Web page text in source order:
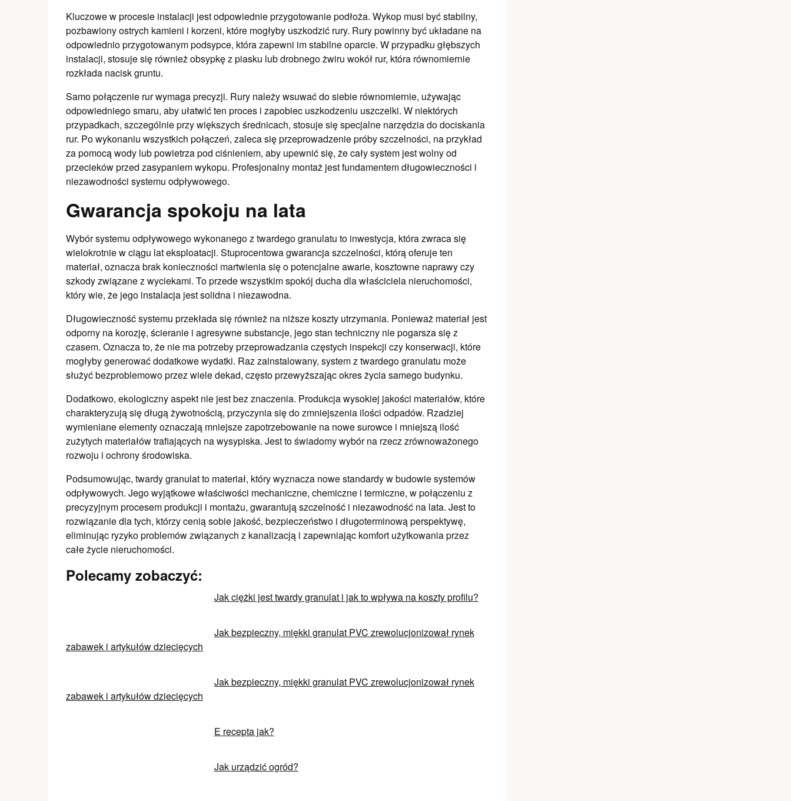
Kluczowe w procesie instalacji jest odpowiednie przygotowanie podłoża. Wykop musi być stabilny,
pozbawiony ostrych kamieni i korzeni, które mogłyby uszkodzić rury. Rury powinny być układane na
odpowiednio przygotowanym podsypce, która zapewni im stabilne oparcie. W przypadku głębszych
instalacji, stosuje się również obsypkę z piasku lub drobnego żwiru wokół rur, która równomiernie
rozkłada nacisk gruntu.
Samo połączenie rur wymaga precyzji. Rury należy wsuwać do siebie równomiernie, używając
odpowiedniego smaru, aby ułatwić ten proces i zapobiec uszkodzeniu uszczelki. W niektórych
przypadkach, szczególnie przy większych średnicach, stosuje się specjalne narzędzia do dociskania
rur. Po wykonaniu wszystkich połączeń, zaleca się przeprowadzenie próby szczelności, na przykład
za pomocą wody lub powietrza pod ciśnieniem, aby upewnić się, że cały system jest wolny od
przecieków przed zasypaniem wykopu. Profesjonalny montaż jest fundamentem długowieczności i
niezawodności systemu odpływowego.
Gwarancja spokoju na lata
Wybór systemu odpływowego wykonanego z twardego granulatu to inwestycja, która zwraca się
wielokrotnie w ciągu lat eksploatacji. Stuprocentowa gwarancja szczelności, którą oferuje ten
materiał, oznacza brak konieczności martwienia się o potencjalne awarie, kosztowne naprawy czy
szkody związane z wyciekami. To przede wszystkim spokój ducha dla właściciela nieruchomości,
który wie, że jego instalacja jest solidna i niezawodna.
Długowieczność systemu przekłada się również na niższe koszty utrzymania. Ponieważ materiał jest
odporny na korozję, ścieranie i agresywne substancje, jego stan techniczny nie pogarsza się z
czasem. Oznacza to, że nie ma potrzeby przeprowadzania częstych inspekcji czy konserwacji, które
mogłyby generować dodatkowe wydatki. Raz zainstalowany, system z twardego granulatu może
służyć bezproblemowo przez wiele dekad, często przewyższając okres życia samego budynku.
Dodatkowo, ekologiczny aspekt nie jest bez znaczenia. Produkcja wysokiej jakości materiałów, które
charakteryzują się długą żywotnością, przyczynia się do zmniejszenia ilości odpadów. Rzadziej
wymieniane elementy oznaczają mniejsze zapotrzebowanie na nowe surowce i mniejszą ilość
zużytych materiałów trafiających na wysypiska. Jest to świadomy wybór na rzecz zrównoważonego
rozwoju i ochrony środowiska.
Podsumowując, twardy granulat to materiał, który wyznacza nowe standardy w budowie systemów
odpływowych. Jego wyjątkowe właściwości mechaniczne, chemiczne i termiczne, w połączeniu z
precyzyjnym procesem produkcji i montażu, gwarantują szczelność i niezawodność na lata. Jest to
rozwiązanie dla tych, którzy cenią sobie jakość, bezpieczeństwo i długoterminową perspektywę,
eliminując ryzyko problemów związanych z kanalizacją i zapewniając komfort użytkowania przez
całe życie nieruchomości.
Polecamy zobaczyć:
Jak ciężki jest twardy granulat i jak to wpływa na koszty profilu?
Jak bezpieczny, miękki granulat PVC zrewolucjonizował rynek
zabawek i artykułów dziecięcych
Jak bezpieczny, miękki granulat PVC zrewolucjonizował rynek
zabawek i artykułów dziecięcych
E recepta jak?
Jak urządzić ogród?